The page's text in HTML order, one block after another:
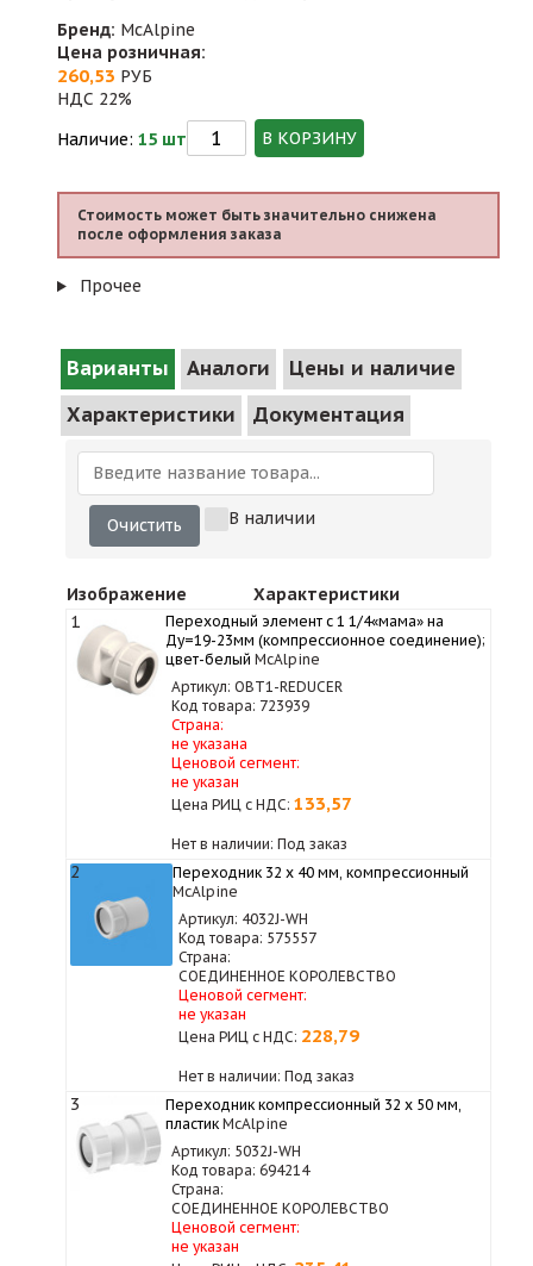
Бренд: McAlpine
Цена розничная:
260,53 РУБ
НДС 22%
Наличие: 15 шт В КОРЗИНУ
Стоимость может быть значительно снижена
после оформления заказа
Прочее
Варианты Аналоги
Цены и наличие
Характеристики
Документация
Очистить В наличии
Изображение
Характеристики
1
Переходный элемент с 1 1/4«мама» на
Ду=19-23мм (компрессионное соединение);
цвет-белый McAlpine
Артикул: OBT1-REDUCER
Код товара: 723939
Страна:
не указана
Ценовой сегмент:
не указан
Цена РИЦ с НДС: 133,57
Нет в наличии: Под заказ
2
Переходник 32 х 40 мм, компрессионный
McAlpine
Артикул: 4032J-WH
Код товара: 575557
Страна:
СОЕДИНЕННОЕ КОРОЛЕВСТВО
Ценовой сегмент:
не указан
Цена РИЦ с НДС: 228,79
Нет в наличии: Под заказ
3
Переходник компрессионный 32 х 50 мм,
пластикMcAlpine
Артикул: 5032J-WH
Код товара: 694214
Страна:
СОЕДИНЕННОЕ КОРОЛЕВСТВО
Ценовой сегмент:
не указан